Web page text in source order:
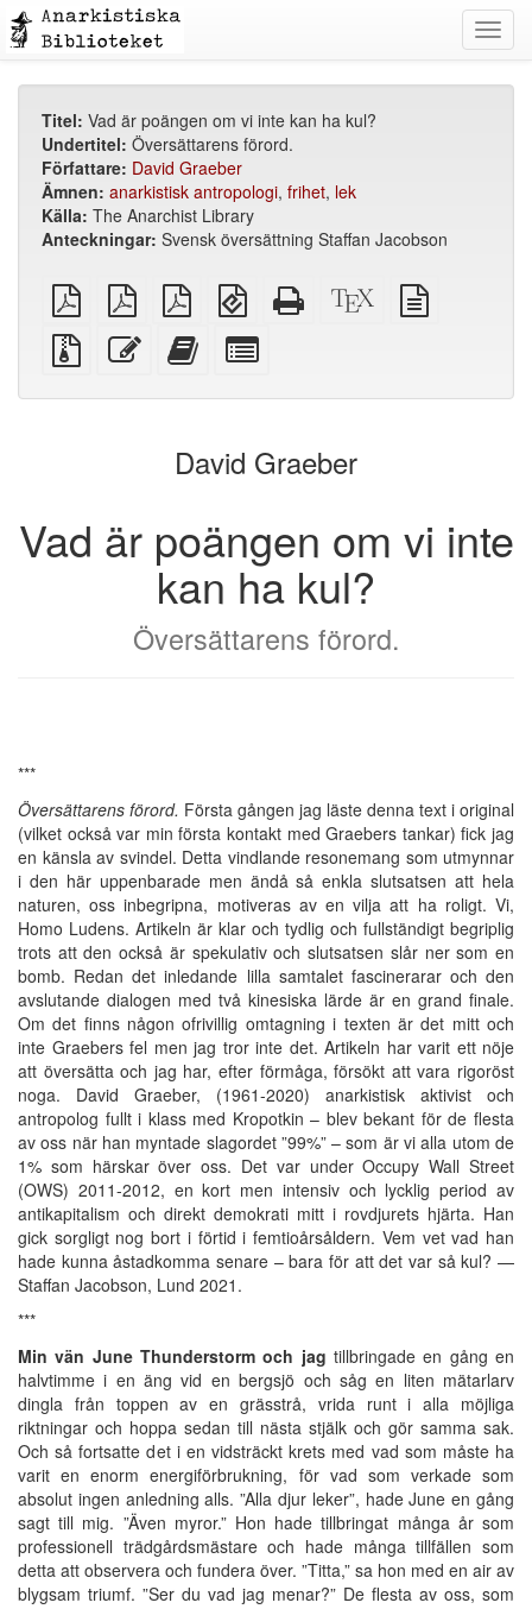
Titel: Vad är poängen om vi inte kan ha kul?
Undertitel: Översättarens förord.
Författare: David Graeber
Ämnen: anarkistisk antropologi, frihet, lek
Källa: The Anarchist Library
Anteckningar: Svensk översättning Staffan Jacobson
plain
PDF
A4
imposed
PDF
Letter
imposed
PDF
EPUB
(för
mobila
enheter)
Fristående
HTML
XeLaTeX
källa
Källfiler
med
Redigera
denna
Lägg
text
bokskaparen
for
bookbuilder
David Graeber
Vad är poängen om vi inte
kan ha kul?
Översättarens förord.
***
Översättarens förord. Första gången jag läste denna text i original
(vilket också var min första kontakt med Graebers tankar) fick jag
en känsla av svindel. Detta vindlande resonemang som utmynnar
i den här uppenbarade men ändå så enkla slutsatsen att hela
naturen, oss inbegripna, motiveras av en vilja att ha roligt. Vi,
Homo Ludens. Artikeln är klar och tydlig och fullständigt begriplig
trots att den också är spekulativ och slutsatsen slår ner som en
bomb. Redan det inledande lilla samtalet fascinerarar och den
avslutande dialogen med två kinesiska lärde är en grand finale.
Om det finns någon ofrivillig omtagning i texten är det mitt och
inte Graebers fel men jag tror inte det. Artikeln har varit ett nöje
att översätta och jag har, efter förmåga, försökt att vara rigoröst
noga. David Graeber, (1961-2020) anarkistisk aktivist och
antropolog fullt i klass med Kropotkin – blev bekant för de flesta
av oss när han myntade slagordet ”99%” – som är vi alla utom de
1% som härskar över oss. Det var under Occupy Wall Street
(OWS) 2011-2012, en kort men intensiv och lycklig period av
antikapitalism och direkt demokrati mitt i rovdjurets hjärta. Han
gick sorgligt nog bort i förtid i femtioårsåldern. Vem vet vad han
hade kunna åstadkomma senare – bara för att det var så kul? —
Staffan Jacobson, Lund 2021.
***
Min vän June Thunderstorm och jag tillbringade en gång en halvtimme i en äng vid en bergsjö och såg en liten mätarlarv dingla från toppen av en grässtrå, vrida runt i alla möjliga riktningar och hoppa sedan till nästa stjälk och gör samma sak. Och så fortsatte det i en vidsträckt krets med vad som måste ha varit en enorm energiförbrukning, för vad som verkade som absolut ingen anledning alls. ”Alla djur leker”, hade June en gång sagt till mig. ”Även myror.” Hon hade tillbringat många år som professionell trädgårdsmästare och hade många tillfällen som detta att observera och fundera över. ”Titta,” sa hon med en air av blygsam triumf. ”Ser du vad jag menar?” De flesta av oss, som hörde denna historia, skulle kräva bevis. Hur vet vi att masken lekte? Kanske var de osynliga cirklar som det spårade i luften egentligen bara en sökande efter något okänt slags byte. Eller en parningsritual. Kan vi bevisa att de inte var det? Även om masken lekte, hur vet vi att denna form av lek inte tjänade något ytterst praktiskt syfte: träning eller självträning för en eventuell framtida mätarlarvs nödsituation? Detta skulle också vara reaktionen från de flesta professionella etologer. Generellt sett anses en analys av djurbeteende inte vara vetenskaplig om inte djuret åtminstone tyst antas fungera enligt samma medel / slutberäkningar som man skulle tillämpa på ekonomiska transaktioner. Enligt detta antagande måste en energiförbrukning riktas mot något mål, oavsett om det är att skaffa mat, säkra territorium, uppnå dominans eller maximera reproduktiv framgång – såvida man inte absolut kan bevisa att det inte är det, och absoluta bevis i sådana frågor är, som man kan föreställa sig, mycket svåra att få tag på. Jag måste betona här att det inte spelar någon roll vilken typ av teori om djurmotivation en forskare kan omfatta: vad hon tror att ett djur tänker, om hon tror att ett djur kan sägas ”tänka” någonting alls. Jag säger inte att etologer faktiskt tror att djur helt enkelt är rationella beräkningsmaskiner. Jag säger helt enkelt att etologer har boxat in sig i en värld där det kan vara vetenskapligt att ge en förklaring av beteende i rationella termer – vilket i sin tur innebär att beskriva ett djur som om det var en beräknande ekonomisk aktör som försöker maximera någon form av jag-intresse – oavsett vad deras teori om djurpsykologi, eller motivation, kan vara. Därför anses existensen av djurs lek vara något av en intellektuell skandal. Det är underskattat, och de som studerar det ses som milt excentriska. Som med många vagt hotfulla, spekulativa föreställningar införs svårigheter för tillfredsställande kriterier för att bevisa djurs lek, och även när det erkänns kan forskningen oftare än ej kannibalisera sina egna insikter genom att försöka visa att lek måste ha en lite långöverlevnads- eller reproduktiv funktion. Trots allt detta tvingas de som undersöker saken alltid att dra slutsatsen att lek finns över hela djuruniversat. Och existerar inte bara bland sådana ökända oseriösa varelser som apor, delfiner eller valpar, utan bland sådana osannolika arter som grodor, karpar, salamandrar, krabbor och ja, till och med myror – som inte bara bedriver oseriösa aktiviteter som individer utan också har observerats sedan 1800-talet att ordna låtsasbråk, uppenbarligen bara för skojs skull. Varför leker djur? Tja, varför skulle de inte? Den verkliga frågan är: Varför uppträder förekomsten av handlingar som utförs för det rena nöjet att agera, utövandet av krafter för det rena nöjet att utöva dem, som mystiska? Vad säger det om oss själva att vi instinktivt antar att de är det? De missanpassades överlevnad. Tendensen i populärt tänkande att se den biologiska världen ekonomiskt var närvarande vid 1800-talets början i darwinistisk vetenskap. Charles Darwin lånade trots allt termen ”de starkastes överlevnad” från sociologen Herbert Spencer, han som älskade robber barons. Spencer blev i sin tur slagen av hur mycket de krafter som driver naturligt urval i On the Origin of Species stämde med hans egna laissez-faire-ekonomiska teorier. Konkurrens om resurser, rationell beräkning av fördelar och gradvis utrotning av de svaga ansågs vara universums främsta imperativ. Insatserna för denna nya syn på naturen som arena för en brutal kamp för existensen var höga och invändningar registrerades mycket tidigt. En alternativ skola för darwinism uppstod i Ryssland som betonade samarbete, inte konkurrens, som drivkraften för evolutionär förändring. År 1902 hittade detta synsätt sin röst i en populär bok, Mutual Aid: A Factor of Evolution, av de revolutionära anarkistpamfletternas författare Peter Kropotkin. I en eftertrycklig replik till socialdarwinisterna hävdade Kropotkin att hela den teoretiska grunden för socialdarwinism var fel: de arter som samarbetar mest effektivt tenderar att vara de mest konkurrenskraftiga på lång sikt. Kropotkin, född som prins (han avstod från titeln som ung man), tillbringade många år i Sibirien som naturforskare och geograf innan han fängslades för revolutionär agitation och flydde till London. Boken ”Ömsesidig hjälp” växte fram från en serie uppsatser skrivna som svar på Thomas Henry Huxley, en välkänd socialdarwinist, och sammanfattade den ryska insikten för dagen som var att även om konkurrens utan tvekan var en faktor som driver både naturlig och social utveckling, var samarbetets roll i slutändan avgörande. Den ryska utmaningen togs ganska allvarligt av biologin på 1900-talet – särskilt inom den framväxande underdisciplinen evolutionär psykologi – även om den sällan nämndes med namn. Den kom istället att underordnas det bredare ”altruismproblemet” – en annan fras lånad från ekonomerna, och en som spridits till argument bland ”rationella val”-teoretiker inom samhällsvetenskapen. Det var frågan som redan oroade Darwin: Varför skulle djur någonsin offra sin individuella fördel för andra? Eftersom ingen kan förneka att de ibland gör det. Varför ska ett flockdjur dra potentiellt dödlig uppmärksamhet på sig själv genom att varna sina kamrater om att ett rovdjur kommer? Varför ska arbetarbin döda sig själva för att skydda sin bikupa? Om att fördjupa en vetenskaplig förklaring av något beteende innebär att tillskriva det rationella, maximala motiv, vad var det just ett kamikaze-bi försökte maximera? Vi känner alla till det slutliga svaret, vilket upptäckten av gener gjorde möjligt. Djur försökte helt enkelt maximera spridningen av sina egna genetiska koder. Märkligt nog utvecklades denna uppfattning – som så småningom kallades neodarwinistisk – till stor del av personer som ansåg sig vara radikaler av ett eller annat slag. Jack Haldane, en marxistisk biolog, försökte redan irritera moralister på 1930-talet genom att säga att han, som alla biologiska enheter, gärna skulle offra sitt liv för ”två bröder eller åtta kusiner.” Denna tankegång kom med den militanta ateisten Richard Dawkins bok The Selfish Gene – ett verk som insisterade på att alla biologiska enheter bäst uppfattades som ”trångsynta robotar”, programmerade med genetiska koder som, av någon anledning ingen riktigt kunde förklara, agerade som ”framgångsrika Chicago-gangsters” och utvidgade sitt territorium hänsynslöst i en oändlig önskan att föröka sig. Sådana beskrivningar motiverades vanligtvis med anmärkningar som: ”Naturligtvis är detta bara en metafor, gener vill egentligen ingenting eller gör någonting.” Men i verkligheten drevs neodarwinisterna praktiskt taget till dessa slutsatser av sitt ursprungliga antagande: att vetenskapen kräver en rationell förklaring, att detta innebär att tillskriva rationella motiv till allt beteende, och att en verkligt rationell motivation bara kan vara en som, om den observeras hos människor, normalt skulle beskrivas som själviskhet eller girighet. Som ett resultat gick neodarwinisterna ännu längre än den viktorianska varianten. Om socialdarwinister från gamla skolor som Herbert Spencers betraktade naturen som en marknadsplats, om än en ovanlig sådan, var den nya versionen helt kapitalistisk. Neo-darwinisterna antog inte bara en kamp för överlevnad, utan ett universum av rationell beräkning som drivs av ett uppenbarligen irrationellt tvång till obegränsad tillväxt. Detta är hur som helst den ryska utmaningen. Kropotkins faktiska argument är mycket mer intressanta. Mycket av dem handlar till exempel om hur djurens samarbete ofta inte har något att göra med överlevnad eller reproduktion, utan är en form av nöje i sig. ”Att flyga i flockar bara för nöjets skull är ganska vanligt bland alla slags fåglar”, skriver han. Kropotkin multiplicerar exempel på social lek: ett par gamar som rullar runt för sin egen underhållning, harar som är så angelägna om att boxa med andra arter att de ibland (och oklokt) närmar sig rävar, flockar av fåglar som utför militära manövrer, grupper av ekorrar som samlas för brottning och liknande lekar. Vi vet för närvarande att alla djur – det börjar med myrorna, går vidare till fåglarna och slutar med de högsta däggdjuren, älskar lekar, att brottas, springa efter varandra, försöker fånga varandra, retas med varandra, och så vidare. Och medan många scenarior så att säga är en skola för ungas rätta beteende i det mogna livet, finns det andra som, förutom deras utilitaristiska syften, tillsammans med dans och sång bara är manifestationer av ett överskott av krafter – ”Livsglädjen” och en önskan att på något eller annat sätt kommunicera med andra individer av samma eller av andra arter – kort sagt, en manifestation av sällskaplighet som är kännetecknande för hela djurvärlden. Att utöva sin kapacitet i sin fulla utsträckning är att njuta av sin egen existens, och med sällskapliga varelser förstärks sådana nöjen proportionellt när de utförs i sällskap. Ur det ryska perspektivet behöver detta inte förklaras. Det är helt enkelt vad livet är. Vi behöver inte förklara varför varelser vill leva. Livet är ett mål i sig själv. Och om det att leva i själva verket består av att ha krafter – att springa, hoppa, slåss, flyga genom luften – så behöver inte heller